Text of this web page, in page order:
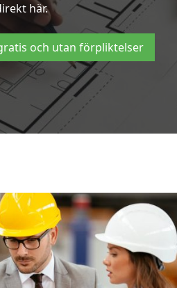
här.
och utan förpliktelser